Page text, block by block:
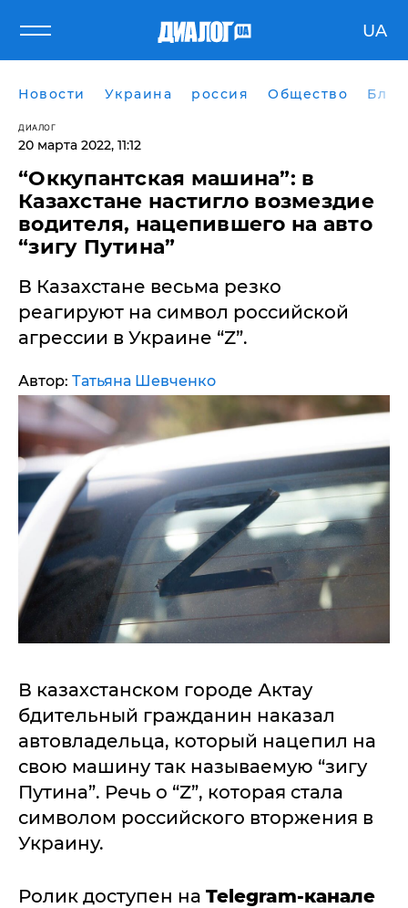
UA
Новости Украина россия Общество
ДИАЛОГ
20 марта 2022, 11:12
​“Оккупантская машина”: в
Казахстане настигло возмездие
водителя, нацепившего на авто
“зигу Путина”
В Казахстане весьма резко
реагируют на символ российской
агрессии в Украине “Z”.
Автор: Татьяна Шевченко
В казахстанском городе Актау
бдительный гражданин наказал
автовладельца, который нацепил на
свою машину так называемую “зигу
Путина”. Речь о “Z”, которая стала
символом российского вторжения в
Украину.
Ролик доступен на Telegram-канале